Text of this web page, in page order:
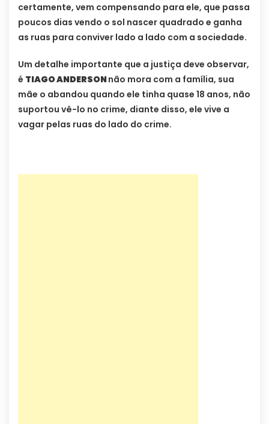
certamente, vem compensando para ele, que passa
poucos dias vendo o sol nascer quadrado e ganha
as ruas para conviver lado a lado com a sociedade.
Um detalhe importante que a justiça deve observar,
é TIAGO ANDERSONnão mora com a família, sua
mãe o abandou quando ele tinha quase 18 anos, não
suportou vê-lo no crime, diante disso, ele vive a
vagar pelas ruas do lado do crime.